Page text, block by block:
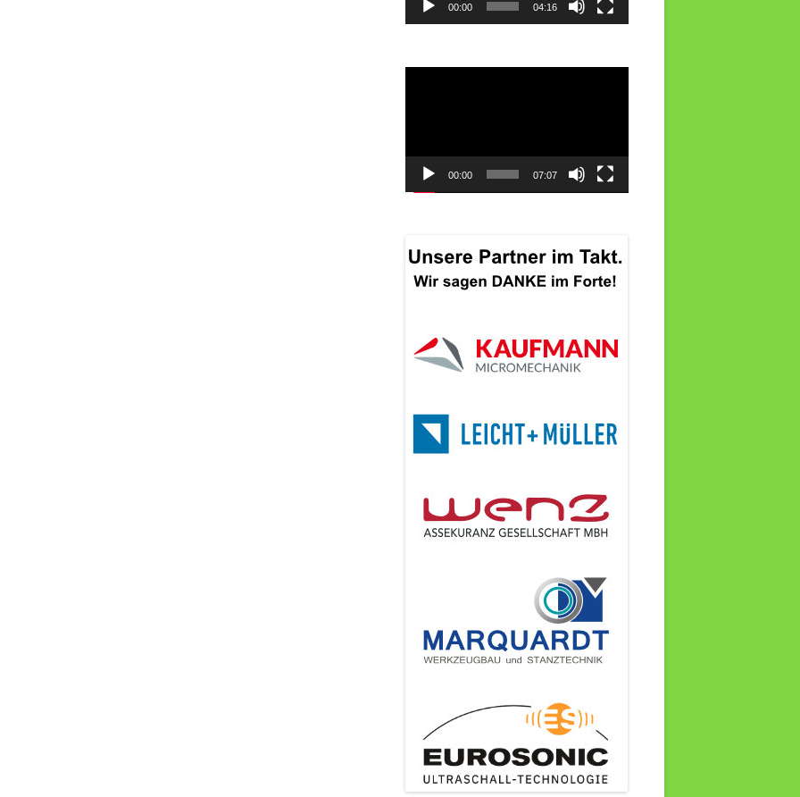
00:00 04:16
00:00 07:07